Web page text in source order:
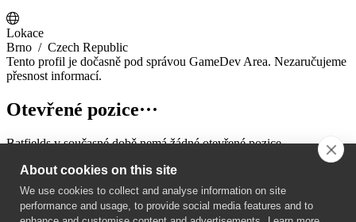
Lokace
Brno / Czech Republic
Tento profil je dočasně pod správou GameDev Area. Nezaručujeme
přesnost informací.
Otevřené pozice···
Batfields v současné době nemá žádné otevřené pozice.
Pravidla ochrany osobních údajů
Obchodní podmínky
About cookies on this site
We use cookies to collect and analyse information on site
performance and usage, to provide social media features and to